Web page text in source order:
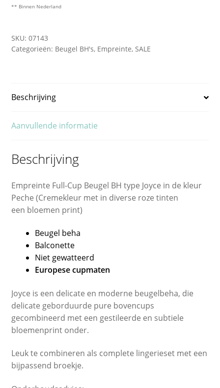
** Binnen Nederland
SKU: 07143
Categorieën: Beugel BH's, Empreinte, SALE
Beschrijving
Aanvullende informatie
Beschrijving
Empreinte Full-Cup Beugel BH type Joyce in de kleur
Peche (Cremekleur met in diverse roze tinten
een bloemen print)
Beugel beha
Balconette
Niet gewatteerd
Europese cupmaten
Joyce is een delicate en moderne beugelbeha, die
delicate geborduurde pure bovencups
gecombineerd met een gestileerde en subtiele
bloemenprint onder.
Leuk te combineren als complete lingerieset met een
bijpassend broekje.